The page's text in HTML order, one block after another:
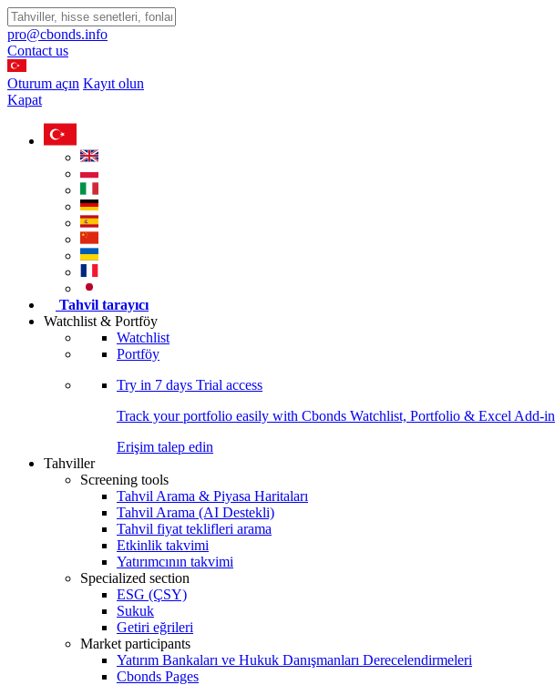
pro@cbonds.info
Contact us
Oturum açın Kayıt olun
Kapat
Tahvil tarayıcı
Watchlist & Portföy
Watchlist
Portföy
Try in 7 days Trial access
Track your portfolio easily with Cbonds Watchlist, Portfolio & Excel Add-in
Erişim talep edin
Tahviller
Screening tools
Tahvil Arama & Piyasa Haritaları
Tahvil Arama (AI Destekli)
Tahvil fiyat teklifleri arama
Etkinlik takvimi
Yatırımcının takvimi
Specialized section
ESG (ÇSY)
Sukuk
Getiri eğrileri
Market participants
Yatırım Bankaları ve Hukuk Danışmanları Derecelendirmeleri
Cbonds Pages